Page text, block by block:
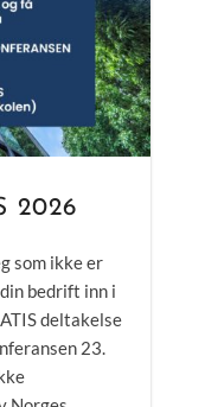
2026
som ikke er
bedrift inn i
deltakelse
23.